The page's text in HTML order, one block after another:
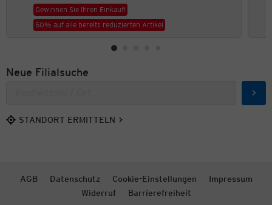
Gewinnen Sie Ihren Einkauf!
50% auf alle bereits reduzierten Artikel
Neue Filialsuche
STANDORT ERMITTELN
AGB Datenschutz Cookie-Einstellungen
Impressum
Widerruf
Barrierefreiheit